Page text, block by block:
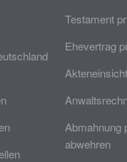
Testament
Ehevertrag
Abmahnung
abwehren